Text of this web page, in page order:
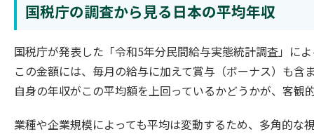
国税庁の調査から見る日本の平均年収
国税庁が発表した「令和5年分民間給与実態統計調査」に
この金額には、毎月の給与に加えて賞与（ボーナス）も含
自身の年収がこの平均額を上回っているかどうかが、客
業種や企業規模によっても平均は変動するため、多角的な